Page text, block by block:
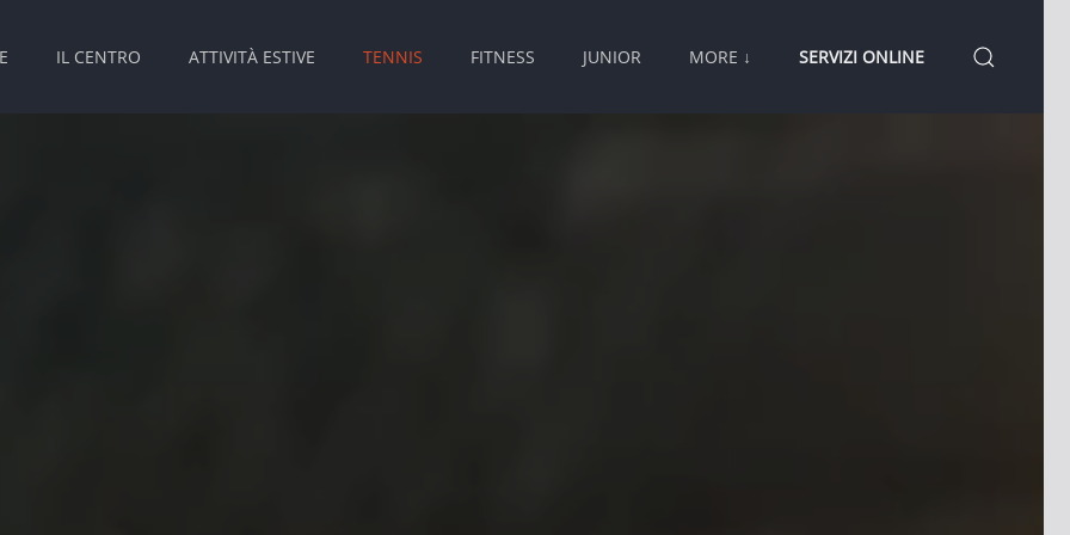
IL CENTRO ATTIVITÀ ESTIVE TENNIS FITNESS JUNIOR MORE ↓ SERVIZI ONLINE